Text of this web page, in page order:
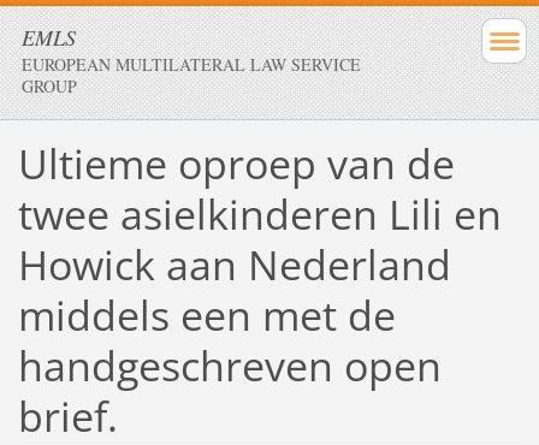
EMLS
EUROPEAN MULTILATERAL LAW SERVICE
GROUP
Ultieme oproep van de
twee asielkinderen Lili en
Howick aan Nederland
middels een met de
handgeschreven open
brief.